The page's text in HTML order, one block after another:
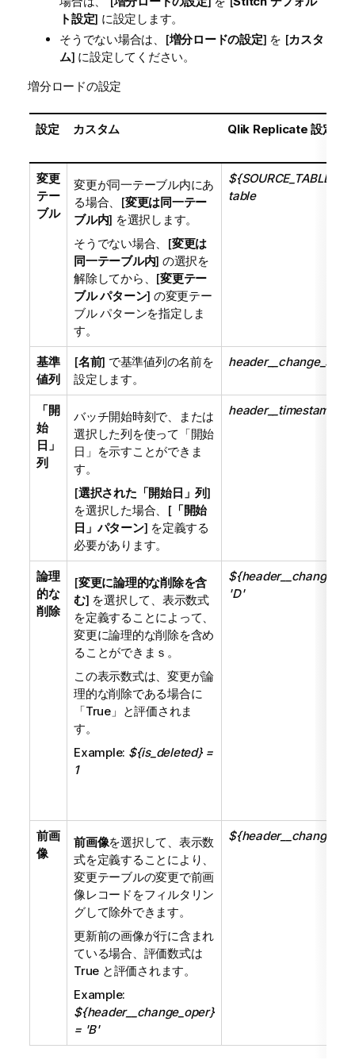
ト設定] に設定します。
そうでない場合は、[増分ロードの設定] を [カスタ
ム] に設定してください。
増分ロードの設定
設定 カスタム Qlik Replicate 設定
変更
テー
ブル
変更が同一テーブル内にあ
る場合、[変更は同一テー
ブル内] を選択します。
そうでない場合、[変更は
同一テーブル内] の選択を
解除してから、[変更テー
ブル パターン] の変更テー
ブル パターンを指定しま
す。
table
基準
値列
[名前] で基準値列の名前を
設定します。
header__change_seq
「開
始
日」
列
バッチ開始時刻で、または
選択した列を使って「開始
日」を示すことができま
す。
[選択された「開始日」列]
を選択した場合、[「開始
日」パターン] を定義する
必要があります。
header__timestamp
論理
的な
削除
[変更に論理的な削除を含
む] を選択して、表示数式
を定義することによって、
変更に論理的な削除を含め
ることができまｓ。
この表示数式は、変更が論
理的な削除である場合に
「True」と評価されま
す。
Example: ${is_deleted} =
1
'D'
前画
像
前画像を選択して、表示数
式を定義することにより、
変更テーブルの変更で前画
像レコードをフィルタリン
グして除外できます。
更新前の画像が行に含まれ
ている場合、評価数式は
True と評価されます。
Example:
${header__change_oper}
= 'B'